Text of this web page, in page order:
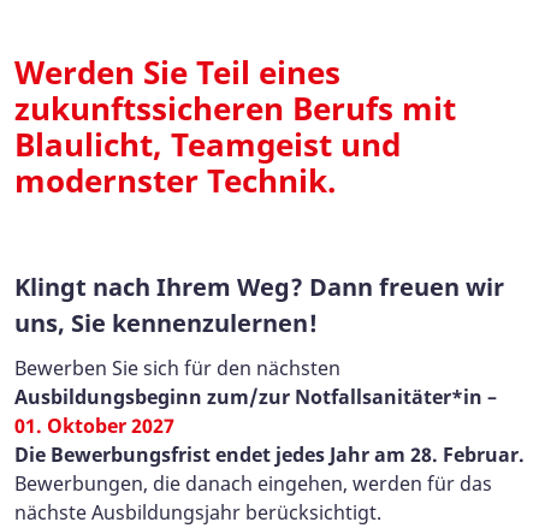
Werden Sie Teil eines
zukunftssicheren Berufs mit
Blaulicht, Teamgeist und
modernster Technik.
Klingt nach Ihrem Weg? Dann freuen wir
uns, Sie kennenzulernen!
Bewerben Sie sich für den nächsten
Ausbildungsbeginn zum/zur Notfallsanitäter*in –
01. Oktober 2027
Die Bewerbungsfrist endet jedes Jahr am 28. Februar.
Bewerbungen, die danach eingehen, werden für das
nächste Ausbildungsjahr berücksichtigt.